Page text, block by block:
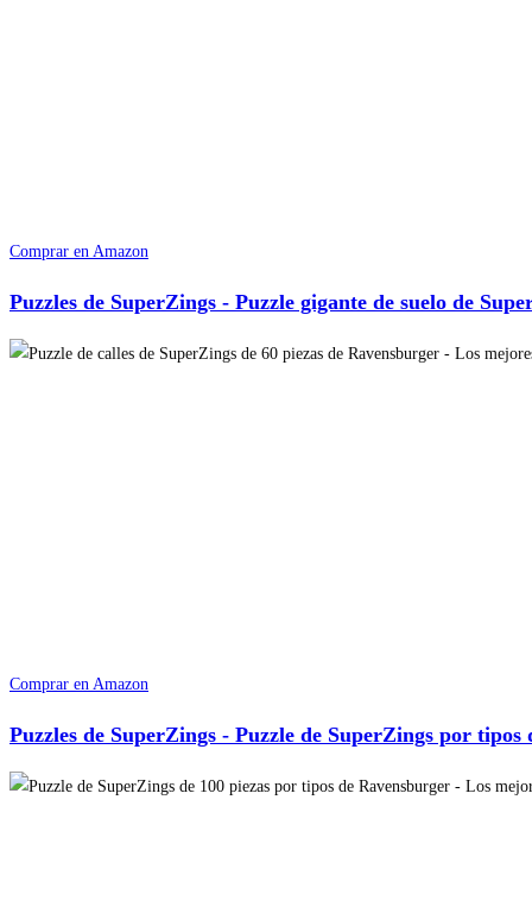
Comprar en Amazon
Puzzles de SuperZings - Puzzle gigante de suelo de
Comprar en Amazon
Puzzles de SuperZings - Puzzle de SuperZings por tipos